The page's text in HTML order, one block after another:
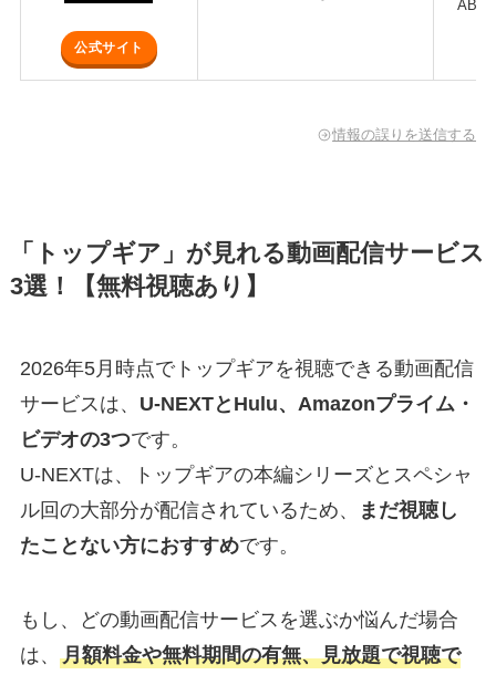
公式サイト
情報の誤りを送信する
「トップギア」が見れる動画配信サービス
3選！【無料視聴あり】
2026年5月時点でトップギアを視聴できる動画配信
サービスは、 U-NEXTとHulu、Amazonプライム・
ビデオの3つです。
U-NEXTは、トップギアの本編シリーズとスペシャ
ル回の大部分が配信されているため、
まだ視聴し
たことない方におすすめです。
もし、どの動画配信サービスを選ぶか悩んだ場合
は、 月額料金や無料期間の有無、見放題で視聴で